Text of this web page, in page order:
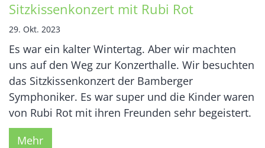
Sitzkissenkonzert mit Rubi Rot
29. Okt. 2023
Es war ein kalter Wintertag. Aber wir machten
uns auf den Weg zur Konzerthalle. Wir besuchten
das Sitzkissenkonzert der Bamberger
Symphoniker. Es war super und die Kinder waren
von Rubi Rot mit ihren Freunden sehr begeistert.
Mehr